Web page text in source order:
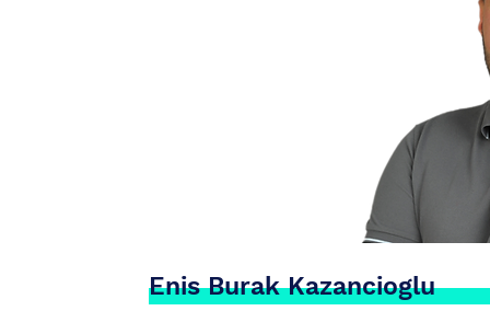
Enis Burak Kazancioglu